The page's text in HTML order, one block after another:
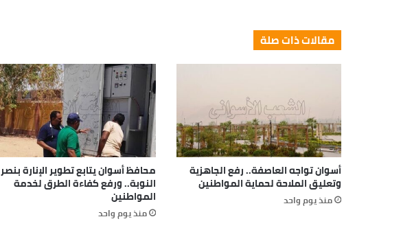
مقالات ذات صلة
أسوان تواجه العاصفة.. رفع الجاهزية
وتعليق الملاحة لحماية المواطنين
منذ يوم واحد
محافظ أسوان يتابع تطوير الإنارة بنصر
النوبة.. ورفع كفاءة الطرق لخدمة
المواطنين
منذ يوم واحد